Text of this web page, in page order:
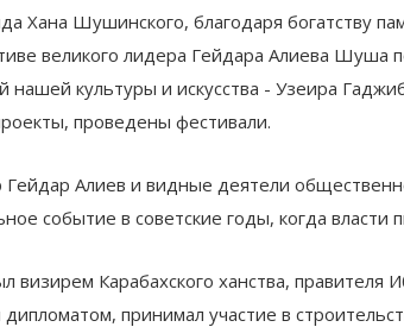
Хана Шушинского, благодаря богатству
великого лидера Гейдара Алиева Шуша
нашей культуры и искусства - Узеира
проведены фестивали.
Гейдар Алиев и видные деятели
событие в советские годы, когда
визирем Карабахского ханства,
принимал участие в